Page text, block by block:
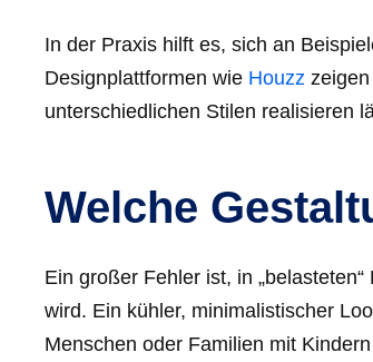
In der Praxis hilft es, sich an
Designplattformen wie Houzz
unterschiedlichen Stilen realisieren
Welche
Ein großer Fehler ist, in
wird. Ein kühler, minimalistischer
Menschen oder Familien mit